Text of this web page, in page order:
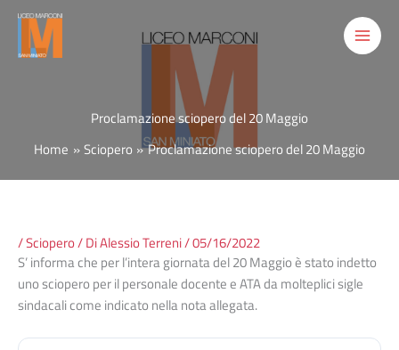
contenuto
Proclamazione sciopero del 20 Maggio
Home
Sciopero Proclamazione sciopero del 20 Maggio
/Sciopero/ DiAlessio Terreni/05/16/2022
S’ informa che per l’intera giornata del 20 Maggio è stato indetto
uno sciopero per il personale docente e ATA da molteplici sigle
sindacali come indicato nella nota allegata.